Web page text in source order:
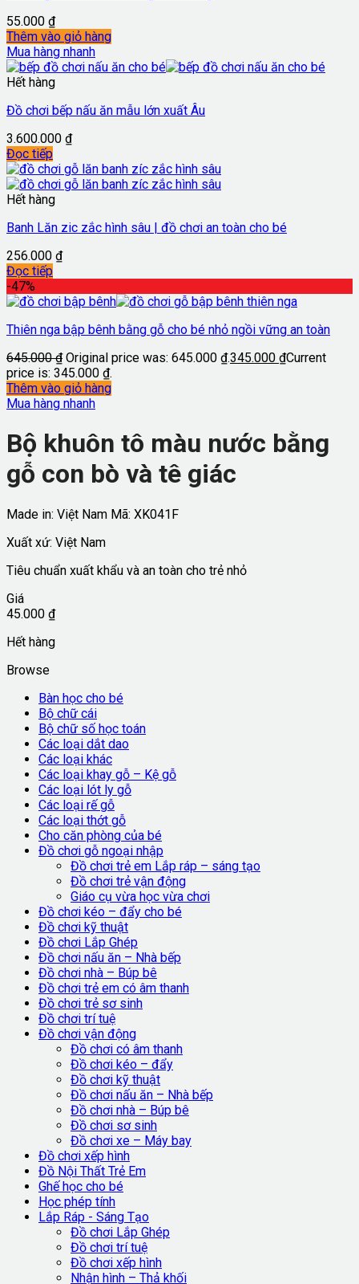
55.000 ₫
Thêm vào giỏ hàng
Mua hàng nhanh
Hết hàng
Đồ chơi bếp nấu ăn mẫu lớn xuất Âu
3.600.000 ₫
Đọc tiếp
Hết hàng
Banh Lăn zic zắc hình sâu | đồ chơi an toàn cho bé
256.000 ₫
Đọc tiếp
-47%
Thiên nga bập bênh bằng gỗ cho bé nhỏ ngồi vững an toàn
645.000₫ Original price was: 645.000 ₫.345.000 ₫Current
price is: 345.000 ₫.
Thêm vào giỏ hàng
Mua hàng nhanh
Bộ khuôn tô màu nước bằng
gỗ con bò và tê giác
Made in: Việt Nam Mã: XK041F
Xuất xứ: Việt Nam
Tiêu chuẩn xuất khẩu và an toàn cho trẻ nhỏ
Giá
45.000 ₫
Hết hàng
Browse
Bàn học cho bé
Bộ chữ cái
Bộ chữ số học toán
Các loại dắt dao
Các loại khác
Các loại khay gỗ – Kệ gỗ
Các loại lót ly gỗ
Các loại rế gỗ
Các loại thớt gỗ
Cho căn phòng của bé
Đồ chơi gỗ ngoại nhập
Đồ chơi trẻ em Lắp ráp – sáng tạo
Đồ chơi trẻ vận động
Giáo cụ vừa học vừa chơi
Đồ chơi kéo – đẩy cho bé
Đồ chơi kỹ thuật
Đồ chơi Lắp Ghép
Đồ chơi nấu ăn – Nhà bếp
Đồ chơi nhà – Búp bê
Đồ chơi trẻ em có âm thanh
Đồ chơi trẻ sơ sinh
Đồ chơi trí tuệ
Đồ chơi vận động
Đồ chơi có âm thanh
Đồ chơi kéo – đẩy
Đồ chơi kỹ thuật
Đồ chơi nấu ăn – Nhà bếp
Đồ chơi nhà – Búp bê
Đồ chơi sơ sinh
Đồ chơi xe – Máy bay
Đồ chơi xếp hình
Đồ Nội Thất Trẻ Em
Ghế học cho bé
Học phép tính
Lắp Ráp - Sáng Tạo
Đồ chơi Lắp Ghép
Đồ chơi trí tuệ
Đồ chơi xếp hình
Nhận hình – Thả khối